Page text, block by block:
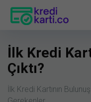
İlk Kredi
Çıktı?
İlk Kredi Kartının